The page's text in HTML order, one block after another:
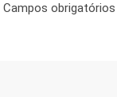
Campos obrigatórios